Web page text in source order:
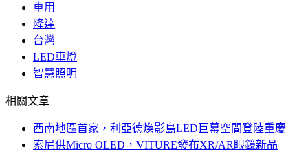
車用
隆達
台灣
LED車燈
智慧照明
相關文章
西南地區首家，利亞德煥影島LED巨幕空間登陸重慶
索尼供Micro OLED，VITURE發布XR/AR眼鏡新品